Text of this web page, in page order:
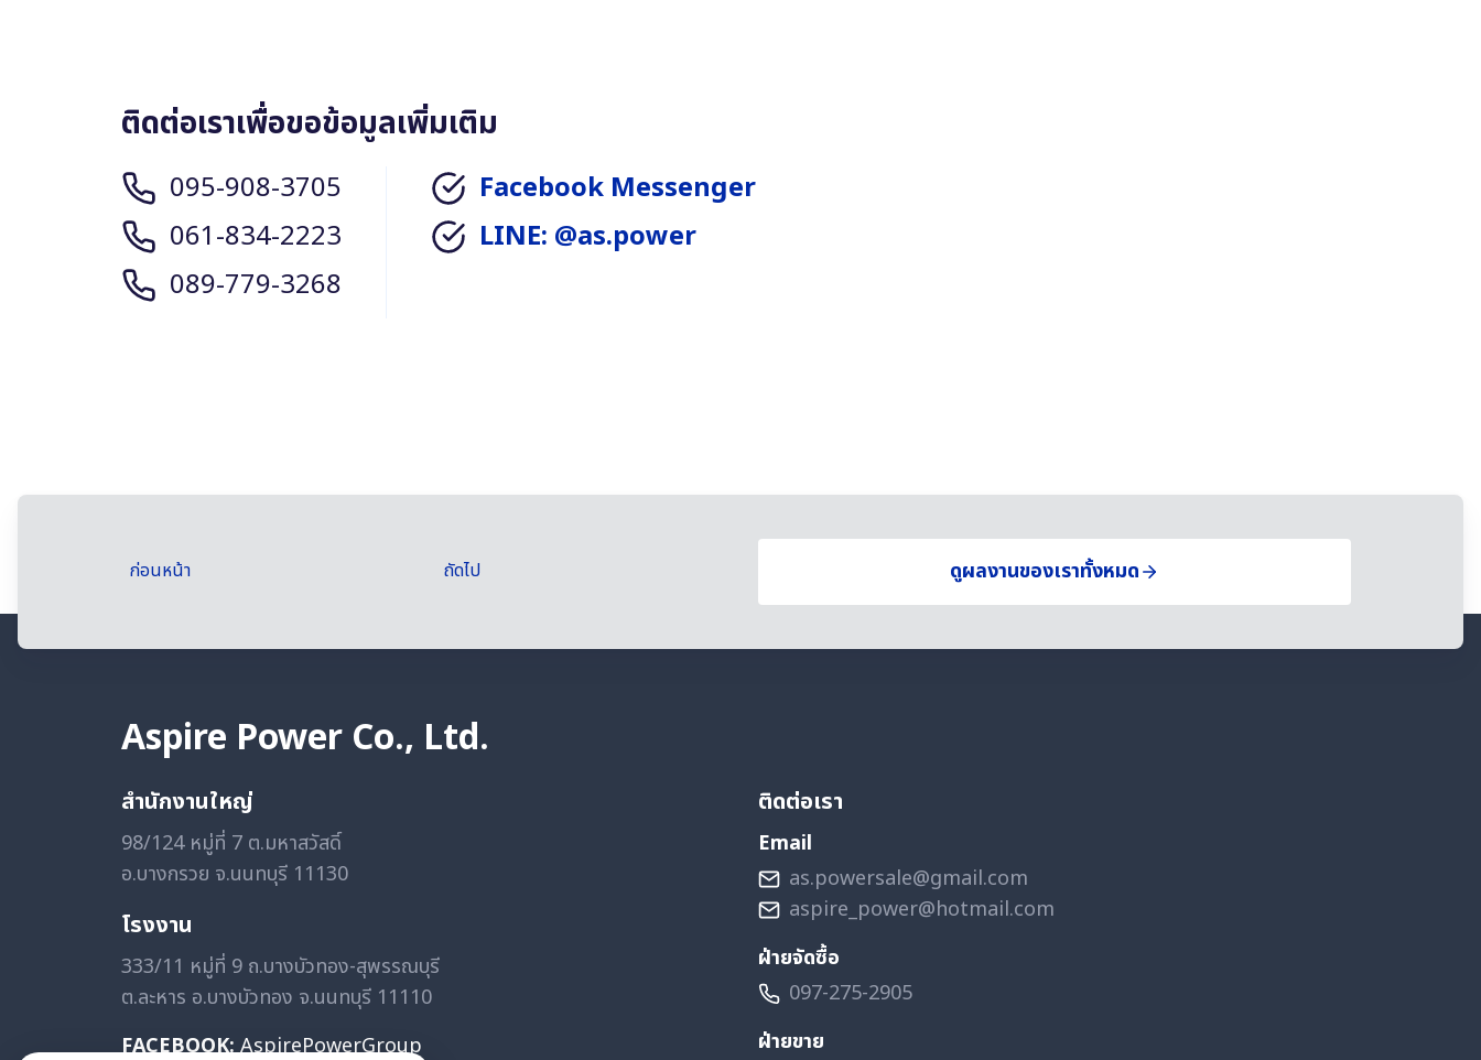
ติดต่อเราเพื่อขอข้อมูลเพิ่มเติม
095-908-3705
061-834-2223
089-779-3268
Facebook Messenger
LINE: @as.power
ก่อนหน้า ถัดไป ดูผลงานของเราทั้งหมด
Aspire Power Co., Ltd.
สำนักงานใหญ่
98/124 หมู่ที่ 7 ต.มหาสวัสดิ์
อ.บางกรวย จ.นนทบุรี 11130
โรงงาน
333/11 หมู่ที่ 9 ถ.บางบัวทอง-สุพรรณบุรี
ต.ละหาร อ.บางบัวทอง จ.นนทบุรี 11110
FACEBOOK:AspirePowerGroup
ติดต่อเรา
Email
as.powersale@gmail.com
aspire_power@hotmail.com
ฝ่ายจัดซื้อ
097-275-2905
ฝ่ายขาย